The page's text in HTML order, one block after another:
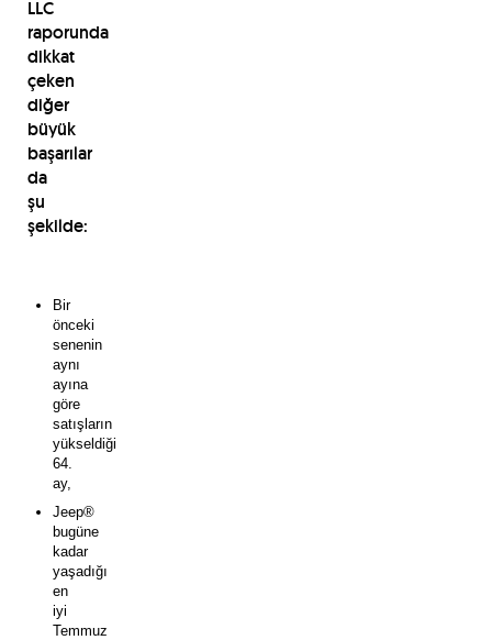
LLC
raporunda
dikkat
çeken
diğer
büyük
başarılar
da
şu
şekilde:
Bir
önceki
senenin
aynı
ayına
göre
satışların
yükseldiği
64.
ay,
Jeep®
bugüne
kadar
yaşadığı
en
iyi
Temmuz